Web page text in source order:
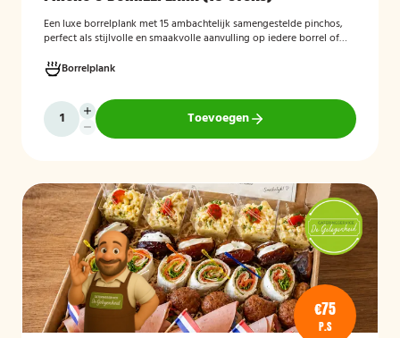
Een luxe borrelplank met 15 ambachtelijk samengestelde pinchos,
perfect als stijlvolle en smaakvolle aanvulling op iedere borrel of
Borrelplank
Toevoegen
€75
P.S